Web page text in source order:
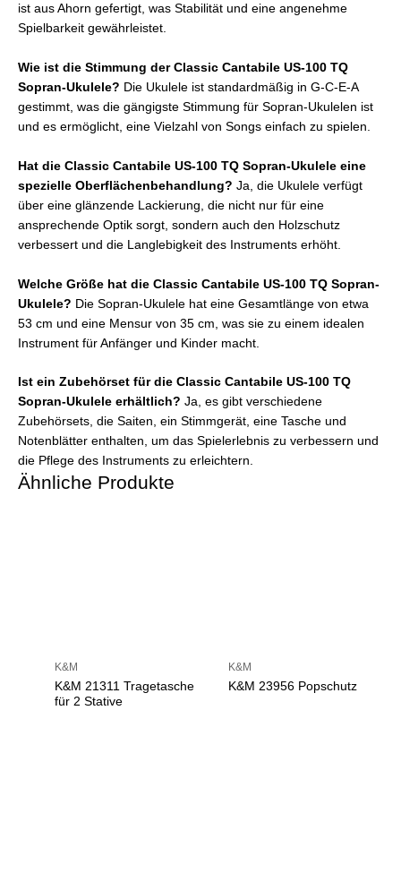
ist aus Ahorn gefertigt, was Stabilität und eine angenehme
Spielbarkeit gewährleistet.
Wie ist die Stimmung der Classic Cantabile US-100 TQ
Sopran-Ukulele? Die Ukulele ist standardmäßig in G-C-E-A
gestimmt, was die gängigste Stimmung für Sopran-Ukulelen ist
und es ermöglicht, eine Vielzahl von Songs einfach zu spielen.
Hat die Classic Cantabile US-100 TQ Sopran-Ukulele eine
spezielle Oberflächenbehandlung? Ja, die Ukulele verfügt
über eine glänzende Lackierung, die nicht nur für eine
ansprechende Optik sorgt, sondern auch den Holzschutz
verbessert und die Langlebigkeit des Instruments erhöht.
Welche Größe hat die Classic Cantabile US-100 TQ Sopran-
Ukulele? Die Sopran-Ukulele hat eine Gesamtlänge von etwa
53 cm und eine Mensur von 35 cm, was sie zu einem idealen
Instrument für Anfänger und Kinder macht.
Ist ein Zubehörset für die Classic Cantabile US-100 TQ
Sopran-Ukulele erhältlich? Ja, es gibt verschiedene
Zubehörsets, die Saiten, ein Stimmgerät, eine Tasche und
Notenblätter enthalten, um das Spielerlebnis zu verbessern und
die Pflege des Instruments zu erleichtern.
Ähnliche Produkte
K&M
K&M 21311 Tragetasche
für 2 Stative
K&M
K&M 23956 Popschutz